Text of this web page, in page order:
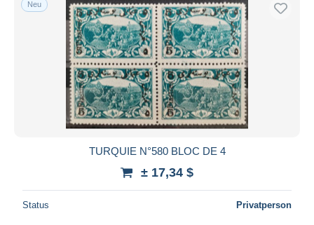
Kostenloser Versand
Zahlungsmethoden
PayPal
Banküberweisung
Visa
Mastercard
iDeal
Neu
TURQUIE N°580 BLOC DE 4
± 17,34 $
Status Privatperson